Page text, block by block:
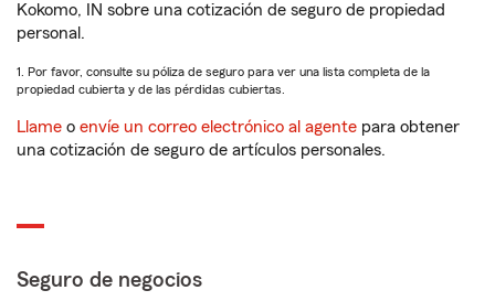
Kokomo, IN sobre una cotización de seguro de propiedad
personal.
1. Por favor, consulte su póliza de seguro para ver una lista completa de la
propiedad cubierta y de las pérdidas cubiertas.
Llame o envíe un correo electrónico al agente para obtener
una cotización de seguro de artículos personales.
Seguro de negocios